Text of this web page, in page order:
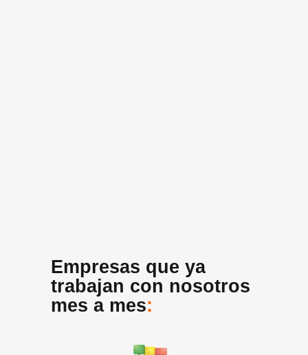
Empresas que ya
trabajan con nosotros
mes a mes: